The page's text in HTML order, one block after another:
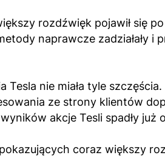
rozdźwięk pojawił się
naprawcze zadziałały
Tesla nie miała tyle
ze strony klientów
akcje Tesli spadły już o
coraz większy